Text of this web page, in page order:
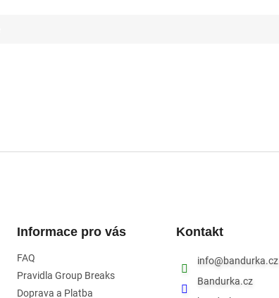
Informace pro vás
FAQ
Pravidla Group Breaks
Doprava a Platba
Kontakt
info@bandurka.cz
Bandurka.cz